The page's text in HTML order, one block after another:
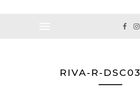
RIVA-R-